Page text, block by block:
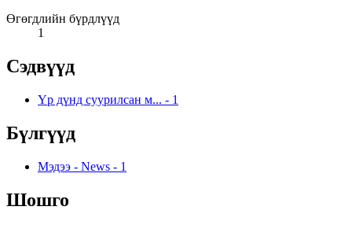
Өгөгдлийн бүрдлүүд
1
Сэдвүүд
Үр дүнд суурилсан м... - 1
Бүлгүүд
Мэдээ - News - 1
Шошго